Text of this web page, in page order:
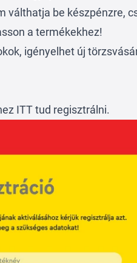
be készpénzre,
a termékekhez!
igényelhet új
ITTtud regisztrálni.